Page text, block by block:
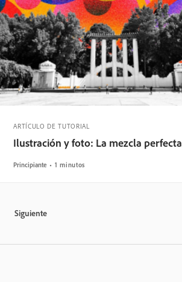
ARTÍCULO DE TUTORIAL
Ilustración y foto: La mezcla perfecta
Principiante 1 minutos
Siguiente